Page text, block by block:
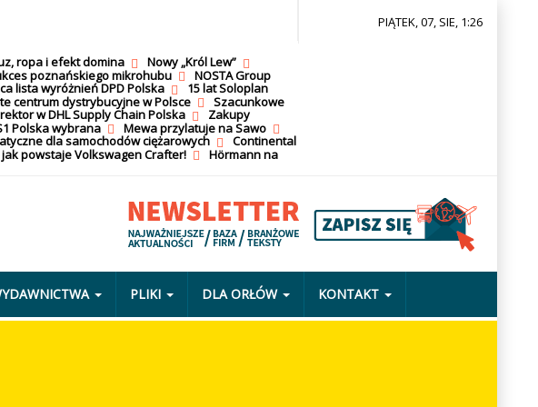
ropa i efekt domina
Nowy „Król Lew”
poznańskiego mikrohubu
NOSTA Group
lista wyróżnień DPD Polska
15 lat Soloplan
centrum dystrybucyjne w Polsce
Szacunkowe
w DHL Supply Chain Polska
Zakupy
Polska wybrana
Mewa przylatuje na Sawo
dla samochodów ciężarowych
Continental
powstaje Volkswagen Crafter!
Hörmann na
PIĄTEK, 07, SIE, 1:26
PLIKI DLA ORŁÓW KONTAKT